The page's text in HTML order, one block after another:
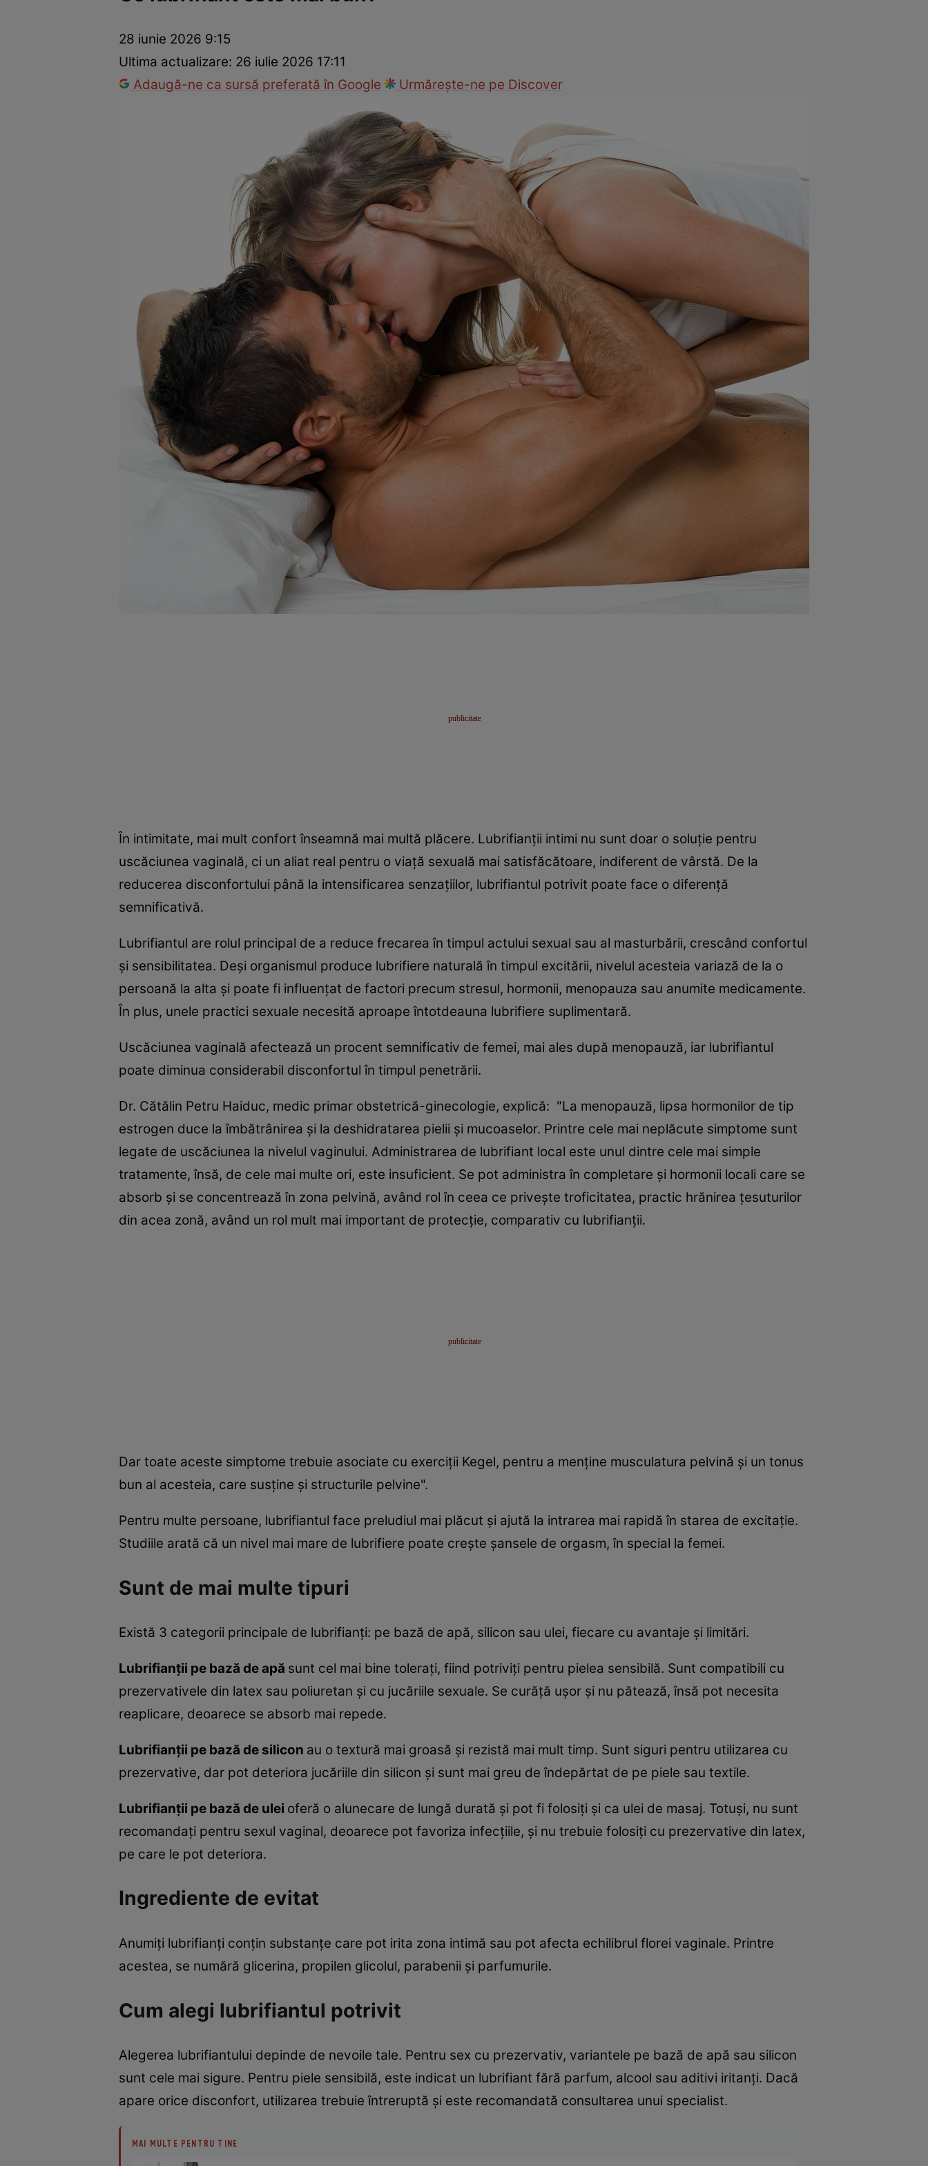
Prevenție și tratamentRemedii naturisteMedicii răspund
28 iunie 2026 9:15
Ultima actualizare: 26 iulie 2026 17:11
Adaugă-ne ca sursă preferată în Google
Urmărește-ne pe Discover
În intimitate, mai mult confort înseamnă mai multă plăcere. Lubrifianții intimi nu sunt doar o soluție pentru
uscăciunea vaginală, ci un aliat real pentru o viață sexuală mai satisfăcătoare, indiferent de vârstă. De la
reducerea disconfortului până la intensificarea senzațiilor, lubrifiantul potrivit poate face o diferență
semnificativă.
Lubrifiantul are rolul principal de a reduce frecarea în timpul actului sexual sau al masturbării, crescând confortul
și sensibilitatea. Deși organismul produce lubrifiere naturală în timpul excitării, nivelul acesteia variază de la o
persoană la alta și poate fi influențat de factori precum stresul, hormonii, menopauza sau anumite medicamente.
În plus, unele practici sexuale necesită aproape întotdeauna lubrifiere suplimentară.
Uscăciunea vaginală afectează un procent semnificativ de femei, mai ales după menopauză, iar lubrifiantul
poate diminua considerabil disconfortul în timpul penetrării.
Dr. Cătălin Petru Haiduc, medic primar obstetrică-ginecologie, explică: "La menopauză, lipsa hormonilor de tip
estrogen duce la îmbătrânirea și la deshidratarea pielii și mucoaselor. Printre cele mai neplăcute simptome sunt
legate de uscăciunea la nivelul vaginului. Administrarea de lubrifiant local este unul dintre cele mai simple
tratamente, însă, de cele mai multe ori, este insuficient. Se pot administra în completare și hormonii locali care se
absorb și se concentrează în zona pelvină, având rol în ceea ce privește troficitatea, practic hrănirea ţesuturilor
din acea zonă, având un rol mult mai important de protecție, comparativ cu lubrifianții.
Dar toate aceste simptome trebuie asociate cu exerciții Kegel, pentru a menține musculatura pelvină și un tonus
bun al acesteia, care susține și structurile pelvine".
Pentru multe persoane, lubrifiantul face preludiul mai plăcut și ajută la intrarea mai rapidă în starea de excitație.
Studiile arată că un nivel mai mare de lubrifiere poate crește șansele de orgasm, în special la femei.
Sunt de mai multe tipuri
Există 3 categorii principale de lubrifianți: pe bază de apă, silicon sau ulei, fiecare cu avantaje și limitări.
Lubrifianții pe bază de apă sunt cel mai bine tolerați, fiind potriviți pentru pielea sensibilă. Sunt compatibili cu
prezervativele din latex sau poliuretan și cu jucăriile sexuale. Se curăță ușor și nu pătează, însă pot necesita
reaplicare, deoarece se absorb mai repede.
Lubrifianții pe bază de silicon au o textură mai groasă și rezistă mai mult timp. Sunt siguri pentru utilizarea cu
prezervative, dar pot deteriora jucăriile din silicon și sunt mai greu de îndepărtat de pe piele sau textile.
Lubrifianții pe bază de ulei oferă o alunecare de lungă durată și pot fi folosiți și ca ulei de masaj. Totuși, nu sunt
recomandați pentru sexul vaginal, deoarece pot favoriza infecțiile, și nu trebuie folosiți cu prezervative din latex,
pe care le pot deteriora.
Ingrediente de evitat
Anumiți lubrifianți conțin substanțe care pot irita zona intimă sau pot afecta echilibrul florei vaginale. Printre
acestea, se numără glicerina, propilen glicolul, parabenii și parfumurile.
Cum alegi lubrifiantul potrivit
Alegerea lubrifiantului depinde de nevoile tale. Pentru sex cu prezervativ, variantele pe bază de apă sau silicon
sunt cele mai sigure. Pentru piele sensibilă, este indicat un lubrifiant fără parfum, alcool sau aditivi iritanți. Dacă
apare orice disconfort, utilizarea trebuie întreruptă și este recomandată consultarea unui specialist.
MAI MULTE PENTRU TINE